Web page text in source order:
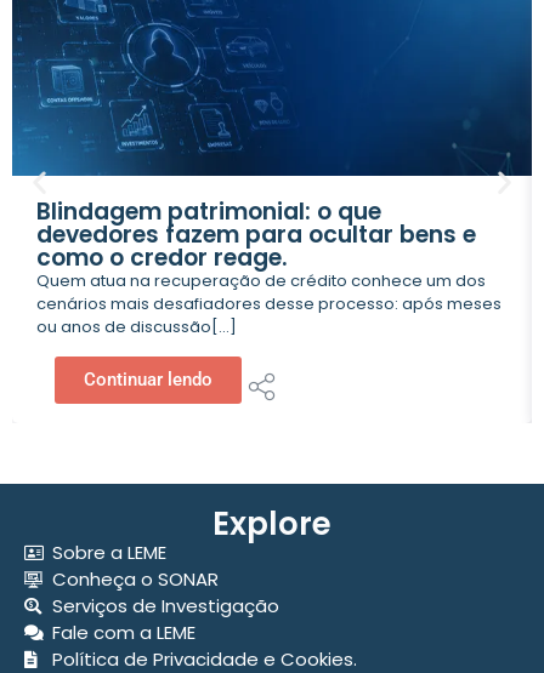
Blindagem patrimonial: o que
devedores fazem para ocultar bens e
como o credor reage.
Quem atua na recuperação de crédito conhece um dos
cenários mais desafiadores desse processo: após meses
ou anos de discussão[...]
Continuar lendo
Explore
Sobre a LEME
Conheça o SONAR
Serviços de Investigação
Fale com a LEME
Política de Privacidade e Cookies.